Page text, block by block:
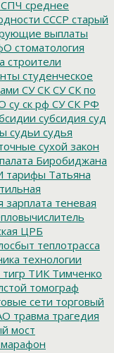
СПЧ среднее
СССР старый
выплаты
стоматология
строители
студенческое
СУ СК СУ СК по
су ск рф СУ СК РФ
субсидия суд
судьи судья
сухой закон
Биробиджана
тарифы Татьяна
зарплата теневая
ЦРБ
теплотрасса
технологии
тигр ТИК Тимченко
томограф
сети торговый
травма трагедия
мост
марафон